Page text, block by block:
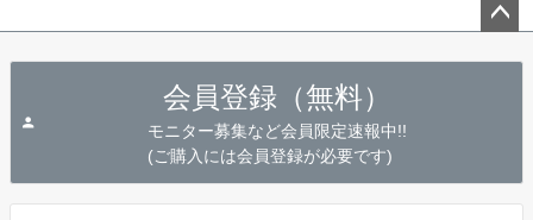
会員登録（無料）
モニター募集など会員限定速報中!!
(ご購入には会員登録が必要です)